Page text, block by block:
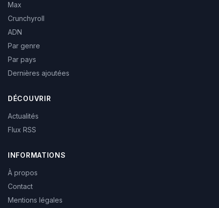
Max
Crunchyroll
ADN
Par genre
Par pays
Dernières ajoutées
DÉCOUVRIR
Actualités
Flux RSS
INFORMATIONS
À propos
Contact
Mentions légales